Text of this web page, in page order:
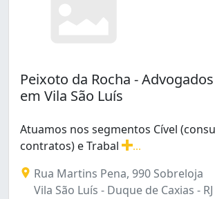
Peixoto da Rocha -
em Vila São Luís
Atuamos nos segmentos Cível
contratos) e Trabal
Rua Martins Pena, 990 Sobreloja
Vila São Luís - Duque de Caxias - RJ